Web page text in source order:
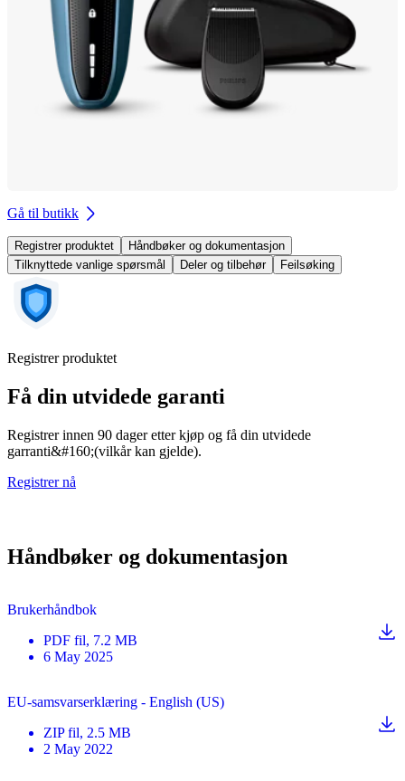
Gå til butikk
Registrer produktet
Håndbøker og dokumentasjon
Tilknyttede vanlige spørsmål
Deler og tilbehør Feilsøking
Registrer produktet
Få din utvidede garanti
Registrer innen 90 dager etter kjøp og få din utvidede
garranti&#160;(vilkår kan gjelde).
Registrer nå
Håndbøker og dokumentasjon
Brukerhåndbok
PDF fil, 7.2 MB
6 May 2025
EU-samsvarserklæring - English (US)
ZIP fil, 2.5 MB
2 May 2022